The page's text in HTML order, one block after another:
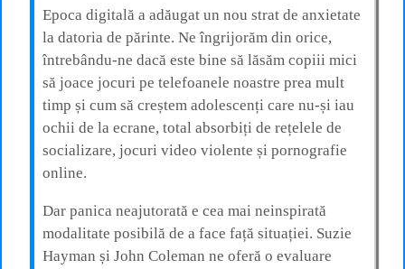
Epoca digitală a adăugat un nou strat de anxietate
la datoria de părinte. Ne îngrijorăm din orice,
întrebându-ne dacă este bine să lăsăm copiii mici
să joace jocuri pe telefoanele noastre prea mult
timp și cum să creștem adolescenți care nu-și iau
ochii de la ecrane, total absorbiți de rețelele de
socializare, jocuri video violente și pornografie
online.
Dar panica neajutorată e cea mai neinspirată
modalitate posibilă de a face față situației. Suzie
Hayman și John Coleman ne oferă o evaluare